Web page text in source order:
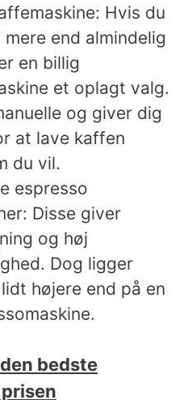
Hvis du
end almindelig
en billig
et oplagt valg.
og giver dig
at lave kaffen
du vil.
espresso
Disse giver
og høj
Dog ligger
højere end på en
bedste